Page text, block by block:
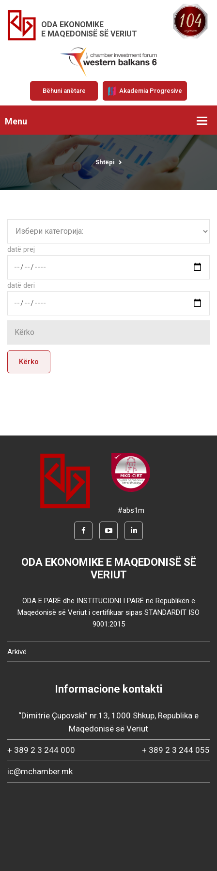
ODA EKONOMIKE
E MAQEDONISË SË VERIUT
Bëhuni anëtare Akademia Progresive
Menu
Shtëpi
datë prej
datë deri
Kërko
#abs1m
ODA EKONOMIKE E MAQEDONISË SË
VERIUT
ODA E PARË dhe INSTITUCIONI I PARË në Republikën e
Maqedonisë së Veriut i certifikuar sipas STANDARDIT ISO
9001:2015
Arkivë
Informacione kontakti
“Dimitrie Çupovski” nr.13, 1000 Shkup, Republika e
Maqedonisë së Veriut
+ 389 2 3 244 000 + 389 2 3 244 055
ic@mchamber.mk